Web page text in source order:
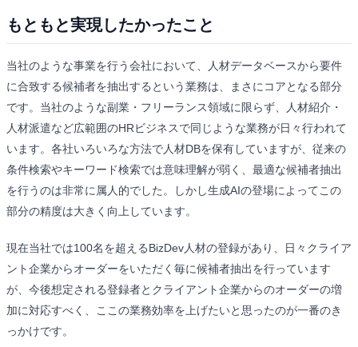
もともと実現したかったこと
当社のような事業を行う会社において、人材データベースから要件
に合致する候補者を抽出するという業務は、まさにコアとなる部分
です。当社のような副業・フリーランス領域に限らず、人材紹介・
人材派遣など広範囲のHRビジネスで同じような業務が日々行われて
います。各社いろいろな方法で人材DBを保有していますが、従来の
条件検索やキーワード検索では意味理解が弱く、最適な候補者抽出
を行うのは非常に属人的でした。しかし生成AIの登場によってこの
部分の精度は大きく向上しています。
現在当社では100名を超えるBizDev人材の登録があり、日々クライア
ント企業からオーダーをいただく毎に候補者抽出を行っています
が、今後想定される登録者とクライアント企業からのオーダーの増
加に対応すべく、ここの業務効率を上げたいと思ったのが一番のき
っかけです。